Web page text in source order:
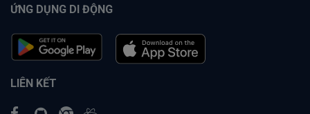
ỨNG DỤNG DI ĐỘNG
LIÊN KẾT